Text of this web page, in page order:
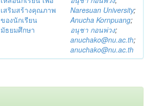
เสริมสร้างคุณภาพ
ของนักเรียน
มัธยมศึกษา
Naresuan University;
Anucha Kornpuang;
อนุชา กอนพ่วง;
anuchako@nu.ac.th;
anuchako@nu.ac.th